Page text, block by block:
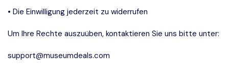
• Die Einwilligung jederzeit zu widerrufen
Um Ihre Rechte auszuüben, kontaktieren Sie uns bitte unter:
support@museumdeals.com